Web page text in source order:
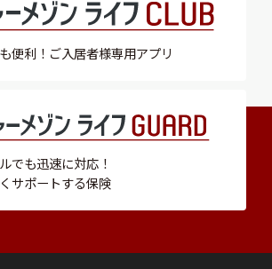
便利！ ご入居者様専用アプリ
でも迅速に対応！
サポートする保険